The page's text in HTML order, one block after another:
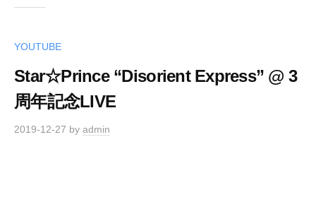
YOUTUBE
Star☆Prince “Disorient Express” @ 3
周年記念LIVE
2019-12-27 by admin